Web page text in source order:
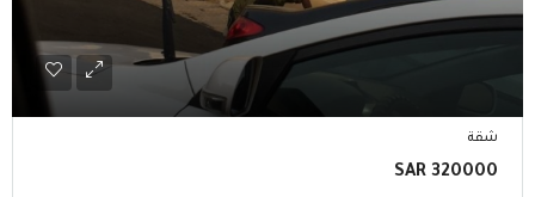
شقة
320000 SAR